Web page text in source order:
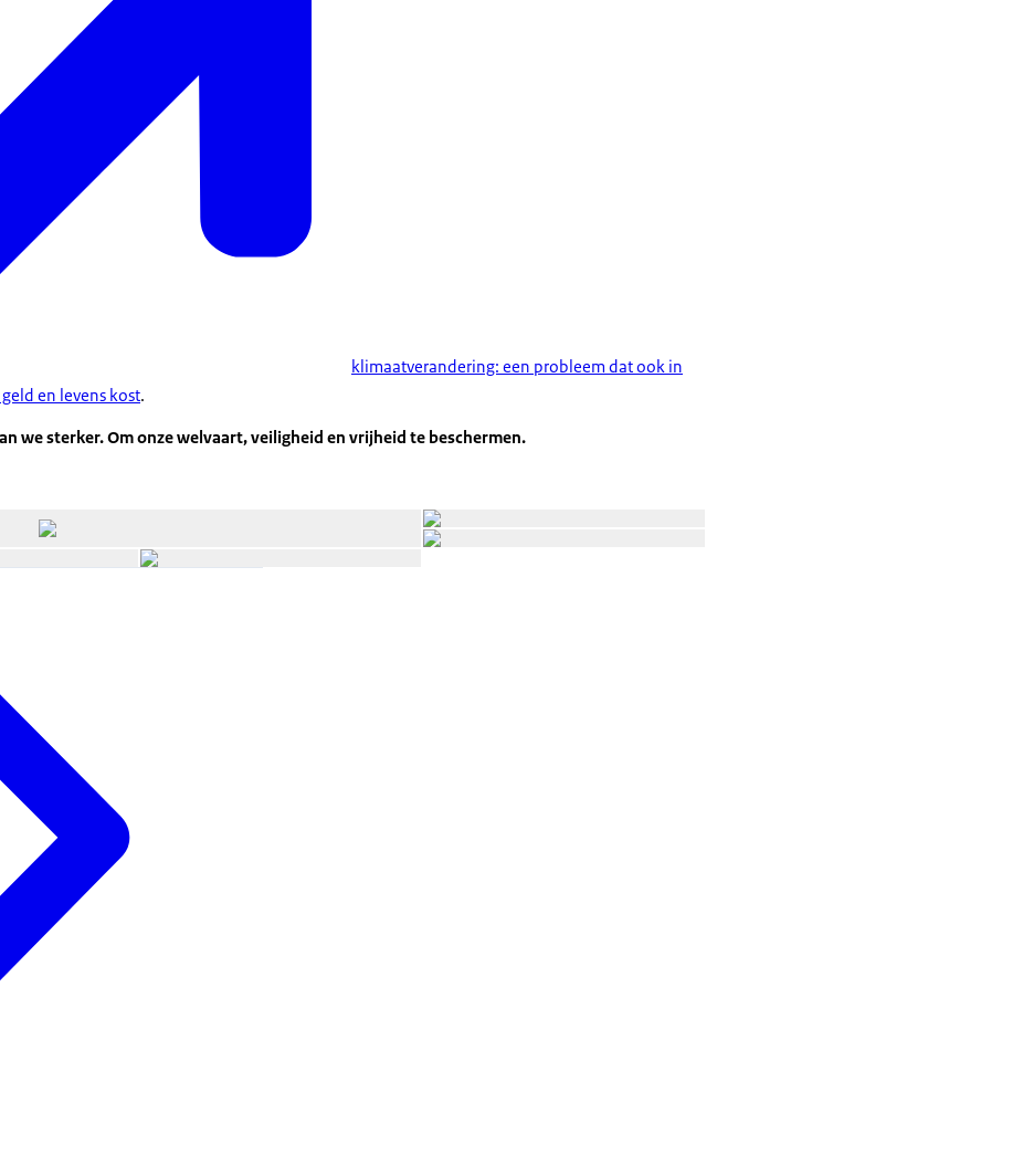
klimaatverandering: een probleem dat ook in
en levens kost.
we sterker. Om onze welvaart, veiligheid en vrijheid te beschermen.
Open de galerij in vergrote weergave
Open de galerij in vergrote weergave
Open de galerij in vergrote weergave